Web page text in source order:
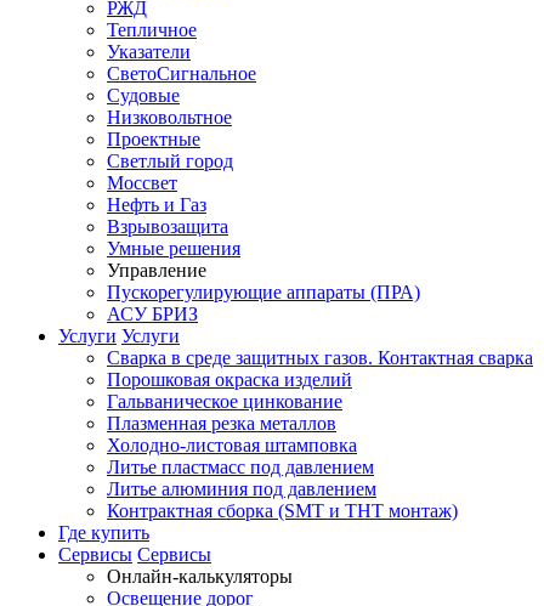
РЖД
Тепличное
Указатели
СветоСигнальное
Судовые
Низковольтное
Проектные
Светлый город
Моссвет
Нефть и Газ
Взрывозащита
Умные решения
Управление
Пускорегулирующие аппараты (ПРА)
АСУ БРИЗ
Услуги Услуги
Сварка в среде защитных газов. Контактная сварка
Порошковая окраска изделий
Гальваническое цинкование
Плазменная резка металлов
Холодно-листовая штамповка
Литье пластмасс под давлением
Литье алюминия под давлением
Контрактная сборка (SMT и THT монтаж)
Где купить
Сервисы Сервисы
Онлайн-калькуляторы
Освещение дорог